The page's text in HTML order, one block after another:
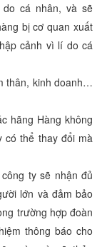
cá nhân, và sẽ
bị cơ quan xuất
cảnh vì lí do cá
thân, kinh doanh…
hãng Hàng không
có thể thay đổi mà
ty sẽ nhận đủ
lớn và đảm bảo
trường hợp đoàn
thông báo cho